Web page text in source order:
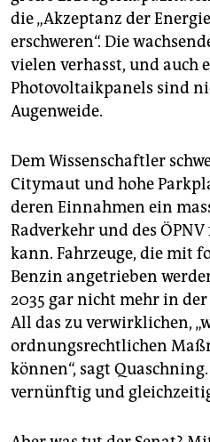
die „Akzeptanz der
erschweren“. Die
vielen verhasst, und auch
Photovoltaikpanels sind
Augenweide.
Dem Wissenschaftler
Citymaut und hohe
deren Einnahmen ein
Radverkehr und des
kann. Fahrzeuge, die mit
Benzin angetrieben
2035 gar nicht mehr in
All das zu verwirklichen,
ordnungsrechtlichen
können“, sagt
vernünftig und